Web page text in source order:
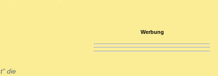
die
Werbung